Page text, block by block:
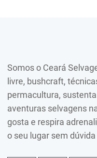
Somos o Ceará
livre, bushcraft,
permacultura,
aventuras selvagens
gosta e respira
o seu lugar sem